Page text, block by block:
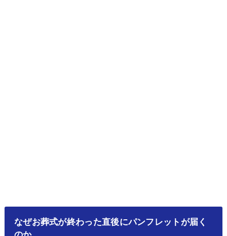
なぜお葬式が終わった直後にパンフレットが届く